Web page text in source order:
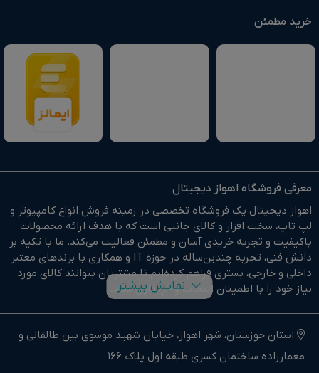
خرید مطمئن
معرفی فروشگاه اهواز دیجیتال
اهواز دیجیتال یک فروشگاه تخصصی در زمینه فروش انواع کامپیوتر و
لپ تاپ، سخت افزار و کالای جانبی است که با هدف ارائه محصولات
باکیفیت و تجربه خریدی آسان و مطمئن فعالیت می‌کند. ما با تکیه بر
دانش فنی، تجربه چندین‌ساله در حوزه IT و همکاری با برندهای معتبر
داخلی و خارجی، بستری فراهم کرده‌ایم تا مشتریان بتوانند کالای مورد
نیاز خود را با اطمینان انتخاب و خریداری کنند.
در وبسایت اهواز دیجیتال براحتی خرید آنلاین انجام دهید و در
کوتاهترین زمان ممکن کالای خود را تحویل بگیرید.
ما وارد کننده مستقیم انواع کامپیوتر،لپ تاپ و سخت افزار استوک و
نمایش بیشتر
استان خوزستان، شهر اهواز، خیابان شهید موسوی بین طالقانی و
معمارزاده ساختمان کسری طبقه اول پلاک 166